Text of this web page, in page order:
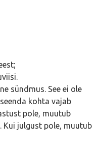
sündmus. See ei ole
kohta vajab
pole, muutub
Kui julgust pole, muutub